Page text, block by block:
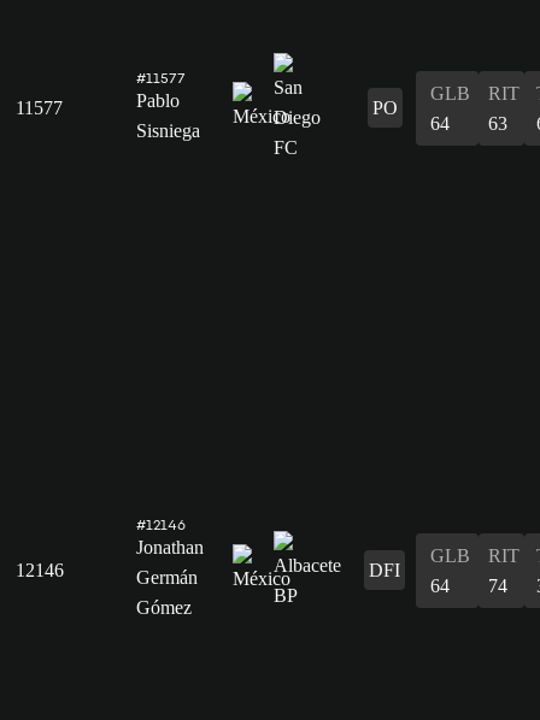
11577
#11577
Pablo
Sisniega
PO
GLB
64
RIT
63
12146
#12146
Jonathan
Germán
Gómez
DFI
GLB
64
RIT
74